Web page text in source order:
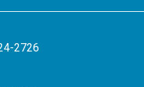
2726